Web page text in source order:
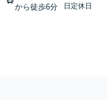
から徒歩6分
日定休日